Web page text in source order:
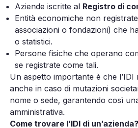
Aziende iscritte al Registro di
Entità economiche non
associazioni o fondazioni) che
o statistici.
Persone fisiche che operano
se registrate come tali.
Un aspetto importante è che l’IDI
anche in caso di mutazioni
nome o sede, garantendo così
amministrativa.
Come trovare l’IDI di un’azienda?